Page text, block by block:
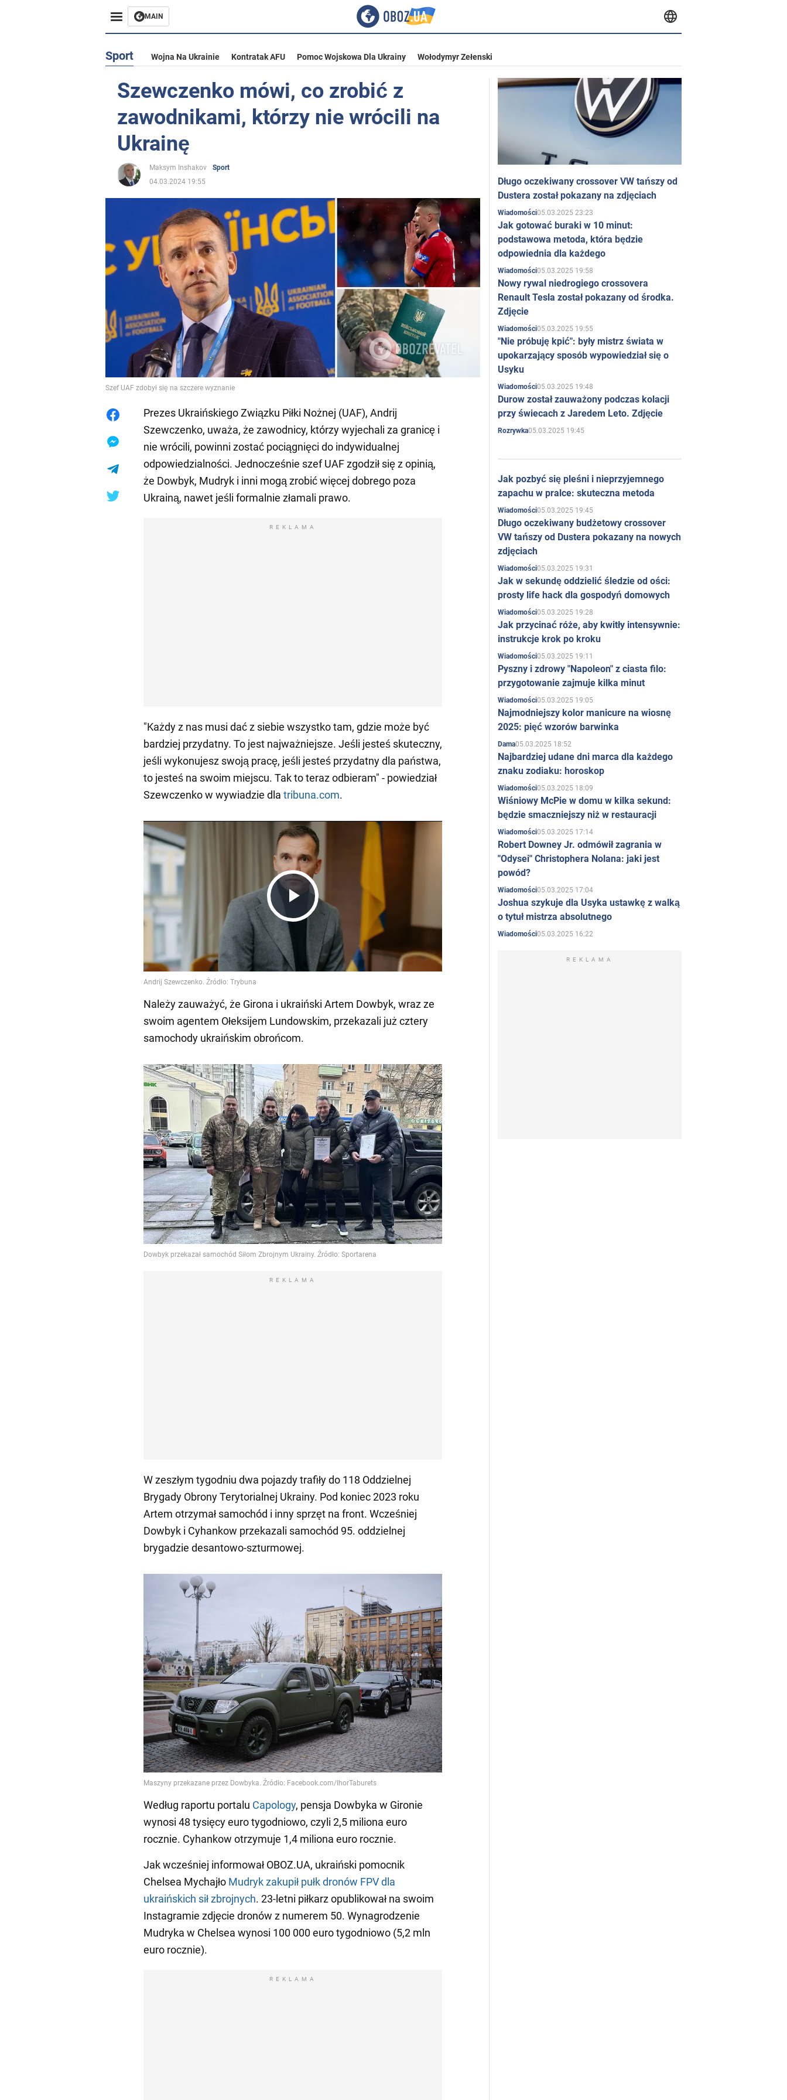
MAIN
Sport Wojna Na Ukrainie Kontratak AFU Pomoc Wojskowa Dla Ukrainy Wołodymyr Zełenski
Szewczenko mówi, co zrobić z
zawodnikami, którzy nie wrócili na
Ukrainę
Maksym Inshakov
Sport
04.03.2024 19:55
Szef UAF zdobył się na szczere wyznanie
Prezes Ukraińskiego Związku Piłki Nożnej (UAF), Andrij
Szewczenko, uważa, że zawodnicy, którzy wyjechali za granicę i
nie wrócili, powinni zostać pociągnięci do indywidualnej
odpowiedzialności. Jednocześnie szef UAF zgodził się z opinią,
że Dowbyk, Mudryk i inni mogą zrobić więcej dobrego poza
Ukrainą, nawet jeśli formalnie złamali prawo.
REKLAMA
"Każdy z nas musi dać z siebie wszystko tam, gdzie może być
bardziej przydatny. To jest najważniejsze. Jeśli jesteś skuteczny,
jeśli wykonujesz swoją pracę, jeśli jesteś przydatny dla państwa,
to jesteś na swoim miejscu. Tak to teraz odbieram" - powiedział
Szewczenko w wywiadzie dla tribuna.com.
Play
Video
Należy zauważyć, że Girona i ukraiński Artem Dowbyk, wraz ze
swoim agentem Ołeksijem Lundowskim, przekazali już cztery
samochody ukraińskim obrońcom.
REKLAMA
W zeszłym tygodniu dwa pojazdy trafiły do 118 Oddzielnej
Brygady Obrony Terytorialnej Ukrainy. Pod koniec 2023 roku
Artem otrzymał samochód i inny sprzęt na front. Wcześniej
Dowbyk i Cyhankow przekazali samochód 95. oddzielnej
brygadzie desantowo-szturmowej.
Według raportu portalu Capology, pensja Dowbyka w Gironie
wynosi 48 tysięcy euro tygodniowo, czyli 2,5 miliona euro
rocznie. Cyhankow otrzymuje 1,4 miliona euro rocznie.
Jak wcześniej informował OBOZ.UA, ukraiński pomocnik
Chelsea Mychajło Mudryk zakupił pułk dronów FPV dla
ukraińskich sił zbrojnych. 23-letni piłkarz opublikował na swoim
Instagramie zdjęcie dronów z numerem 50. Wynagrodzenie
Mudryka w Chelsea wynosi 100 000 euro tygodniowo (5,2 mln
euro rocznie).
REKLAMA
Długo oczekiwany crossover VW tańszy od
Dustera został pokazany na zdjęciach
Wiadomości05.03.2025 23:23
Jak gotować buraki w 10 minut:
podstawowa metoda, która będzie
odpowiednia dla każdego
Wiadomości05.03.2025 19:58
Nowy rywal niedrogiego crossovera
Renault Tesla został pokazany od środka.
Zdjęcie
Wiadomości05.03.2025 19:55
"Nie próbuję kpić": były mistrz świata w
upokarzający sposób wypowiedział się o
Usyku
Wiadomości05.03.2025 19:48
Durow został zauważony podczas kolacji
przy świecach z Jaredem Leto. Zdjęcie
Rozrywka05.03.2025 19:45
Jak pozbyć się pleśni i nieprzyjemnego
zapachu w pralce: skuteczna metoda
Wiadomości05.03.2025 19:45
Długo oczekiwany budżetowy crossover
VW tańszy od Dustera pokazany na nowych
zdjęciach
Wiadomości05.03.2025 19:31
Jak w sekundę oddzielić śledzie od ości:
prosty life hack dla gospodyń domowych
Wiadomości05.03.2025 19:28
Jak przycinać róże, aby kwitły intensywnie:
instrukcje krok po kroku
Wiadomości05.03.2025 19:11
Pyszny i zdrowy "Napoleon" z ciasta filo:
przygotowanie zajmuje kilka minut
Wiadomości05.03.2025 19:05
Najmodniejszy kolor manicure na wiosnę
2025: pięć wzorów barwinka
Dama05.03.2025 18:52
Najbardziej udane dni marca dla każdego
znaku zodiaku: horoskop
Wiadomości05.03.2025 18:09
Wiśniowy McPie w domu w kilka sekund:
będzie smaczniejszy niż w restauracji
Wiadomości05.03.2025 17:14
Robert Downey Jr. odmówił zagrania w
"Odysei" Christophera Nolana: jaki jest
powód?
Wiadomości05.03.2025 17:04
Joshua szykuje dla Usyka ustawkę z walką
o tytuł mistrza absolutnego
Wiadomości05.03.2025 16:22
REKLAMA